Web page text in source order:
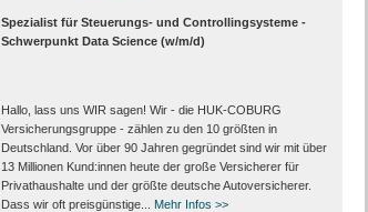
Spezialist für Steuerungs- und Controllingsysteme -
Schwerpunkt Data Science (w/m/d)
Hallo, lass uns WIR sagen! Wir - die HUK-COBURG
Versicherungsgruppe - zählen zu den 10 größten in
Deutschland. Vor über 90 Jahren gegründet sind wir mit über
13 Millionen Kund:innen heute der große Versicherer für
Privathaushalte und der größte deutsche Autoversicherer.
Dass wir oft preisgünstige...
Mehr Infos >>